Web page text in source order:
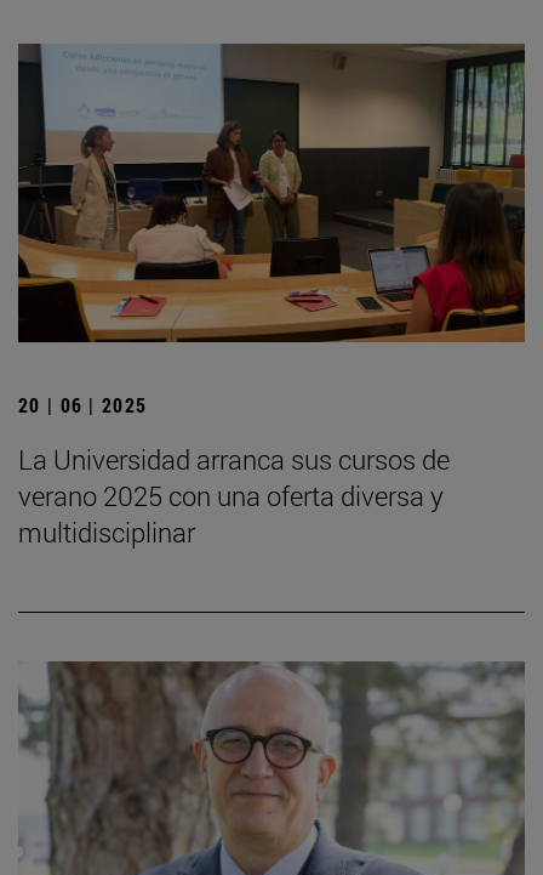
20 | 06 | 2025
La Universidad arranca sus cursos de
verano 2025 con una oferta diversa y
multidisciplinar